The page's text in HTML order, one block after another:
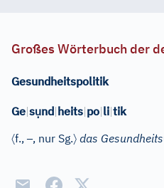
Großes Wörterbuch der
Gesundheitspolitik
Ge|sụnd|heits|po|li|tik
〈f.,–, nur Sg.〉 das